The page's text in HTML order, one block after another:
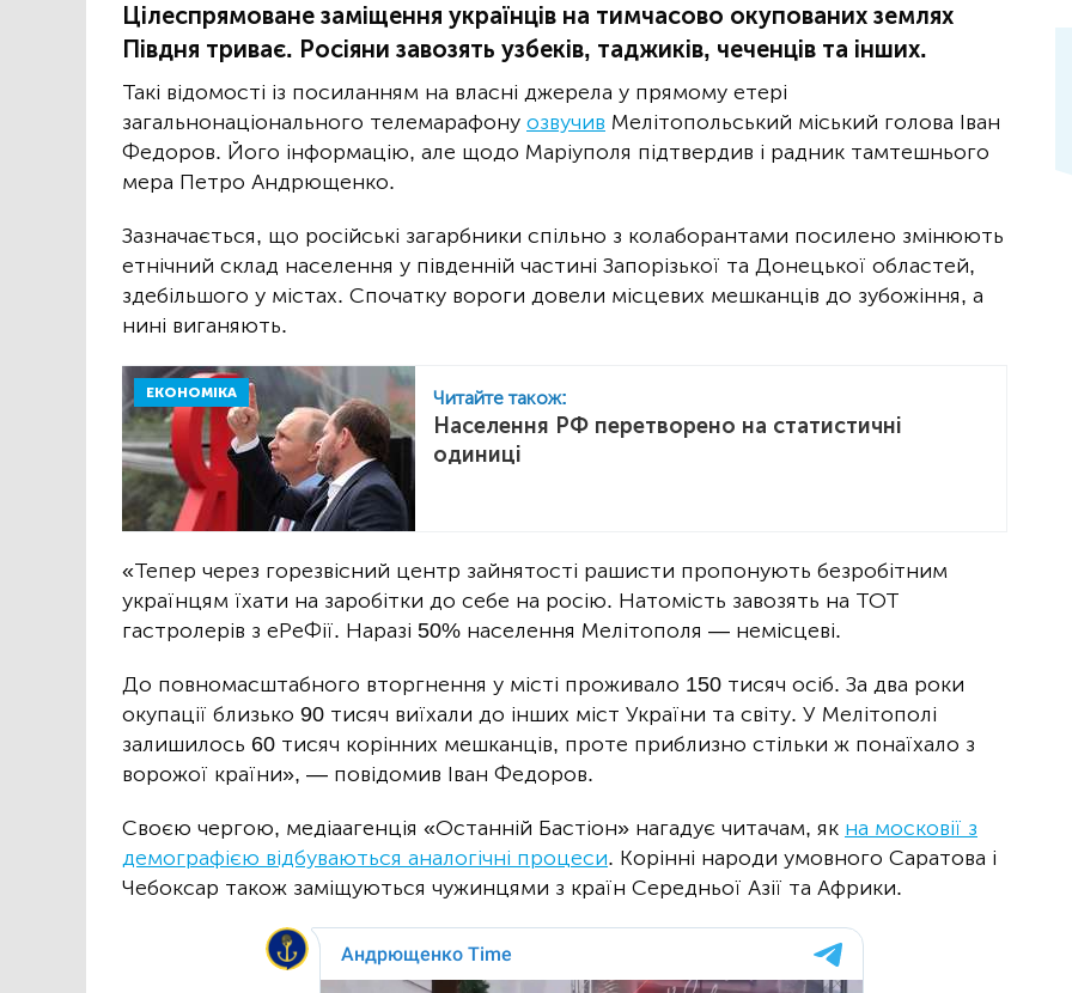
Цілеспрямоване заміщення українців на тимчасово окупованих землях
Півдня триває. Росіяни завозять узбеків, таджиків, чеченців та інших.
Такі відомості із посиланням на власні джерела у прямому етері
загальнонаціонального телемарафону озвучив Мелітопольський міський голова Іван
Федоров. Його інформацію, але щодо Маріуполя підтвердив і радник тамтешнього
мера Петро Андрющенко.
Зазначається, що російські загарбники спільно з колаборантами посилено змінюють
етнічний склад населення у південній частині Запорізької та Донецької областей,
здебільшого у містах. Спочатку вороги довели місцевих мешканців до зубожіння, а
нині виганяють.
ЕКОНОМІКА Читайте також:
Населення РФ перетворено на статистичні
одиниці
«Тепер через горезвісний центр зайнятості рашисти пропонують безробітним
українцям їхати на заробітки до себе на росію. Натомість завозять на ТОТ
гастролерів з еРеФії. Наразі 50% населення Мелітополя — немісцеві.
До повномасштабного вторгнення у місті проживало 150 тисяч осіб. За два роки
окупації близько 90 тисяч виїхали до інших міст України та світу. У Мелітополі
залишилось 60 тисяч корінних мешканців, проте приблизно стільки ж понаїхало з
ворожої країни», — повідомив Іван Федоров.
Своєю чергою, медіаагенція «Останній Бастіон» нагадує читачам, як на московії з
демографією відбуваються аналогічні процеси. Корінні народи умовного Саратова і
Чебоксар також заміщуються чужинцями з країн Середньої Азії та Африки.